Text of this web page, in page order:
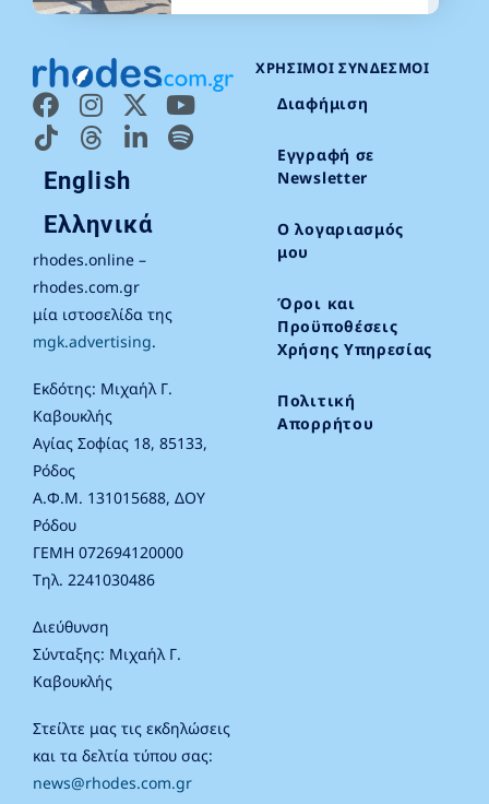
English
Ελληνικά
rhodes.online –
rhodes.com.gr
μία ιστοσελίδα της
mgk.advertising.
Εκδότης: Μιχαήλ Γ.
Καβουκλής
Αγίας Σοφίας 18, 85133,
Ρόδος
Α.Φ.Μ. 131015688, ΔΟΥ
Ρόδου
ΓΕΜΗ 072694120000
Τηλ. 2241030486
Διεύθυνση
Σύνταξης: Μιχαήλ Γ.
Καβουκλής
Στείλτε μας τις εκδηλώσεις
και τα δελτία τύπου σας:
news@rhodes.com.gr
ΧΡΉΣΙΜΟΙ ΣΎΝΔΕΣΜΟΙ
Διαφήμιση
Εγγραφή σε
Newsletter
Ο λογαριασμός
μου
Όροι και
Προϋποθέσεις
Χρήσης Υπηρεσίας
Πολιτική
Απορρήτου